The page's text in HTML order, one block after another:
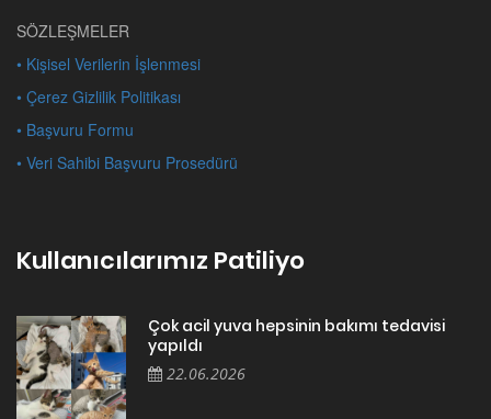
SÖZLEŞMELER
• Kişisel Verilerin İşlenmesi
• Çerez Gizlilik Politikası
• Başvuru Formu
• Veri Sahibi Başvuru Prosedürü
Kullanıcılarımız Patiliyo
Çok acil yuva hepsinin bakımı tedavisi
yapıldı
22.06.2026